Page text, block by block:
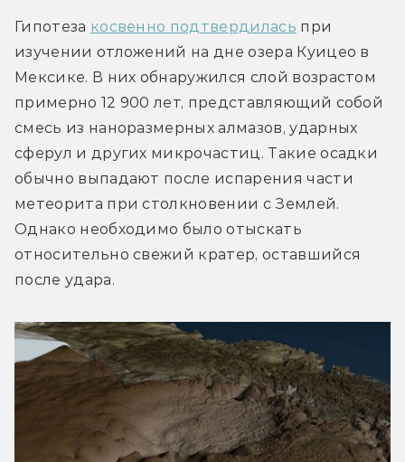
Гипотеза косвенно подтвердилась при
изучении отложений на дне озера Куицео в
Мексике. В них обнаружился слой возрастом
примерно 12 900 лет, представляющий собой
смесь из наноразмерных алмазов, ударных
сферул и других микрочастиц. Такие осадки
обычно выпадают после испарения части
метеорита при столкновении с Землей.
Однако необходимо было отыскать
относительно свежий кратер, оставшийся
после удара.